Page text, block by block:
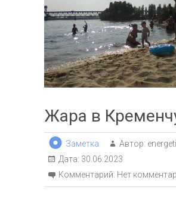
Жара в
Заметка Автор:
Дата: 30.06.2023
Комментарий: Нет